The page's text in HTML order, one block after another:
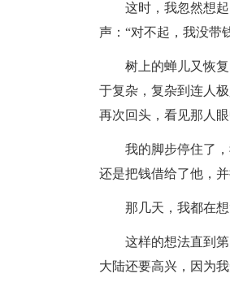
这时，我忽然想
声：“对不起，我没带
树上的蝉儿又恢
于复杂，复杂到连人
再次回头，看见那人
我的脚步停住了
还是把钱借给了他，
那几天，我都在
这样的想法直到
大陆还要高兴，因为